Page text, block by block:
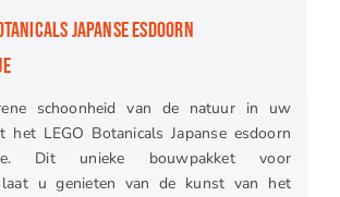
JAPANSE ESDOORN
schoonheid van de natuur in uw
het LEGO Botanicals Japanse esdoorn
Dit unieke bouwpakket voor
laat u genieten van de kunst van het